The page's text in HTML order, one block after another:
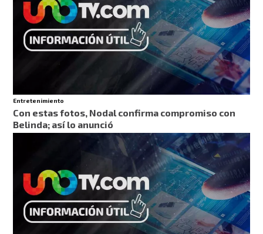
Entretenimiento
Con estas fotos, Nodal confirma compromiso con
Belinda; así lo anunció